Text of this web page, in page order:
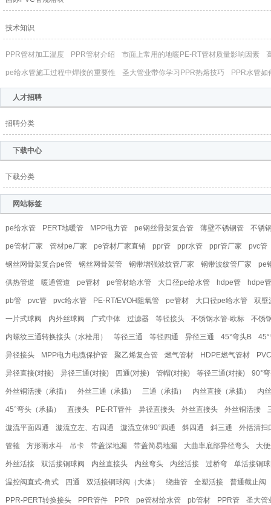
技术知识
PPR管材加工温度 PPR管材介绍 市面上常用的地暖PE-RT管材质量影响因素
pe给水管施工过程中焊接的重要性 圣大管业带你学习PPR热熔技巧 PPR水管如
人才招聘
招聘分类
下载中心
下载分类
网站标签
pe给水管 PERT地暖管 MPP电力管 pe钢丝骨架复合管 薄壁不锈钢管 不锈
pe管材厂家 管材pe厂家 pe管材厂家直销 ppr管 ppr水管 ppr管厂家 pvc管
钢丝网骨架复合pe管 钢丝网骨架管 钢带增强波纹管厂家 钢带波纹管厂家 pe
供热管道 暖通管道 pe管材 pe管材给水管 大口径pe给水管 hdpe管 hdpe
pb管 pvc管 pvc给水管 PE-RT/EVOH阻氧管 pe管材 大口径pe给水管 双壁
一片式球阀 内外丝球阀 广式中体 过滤器 等径接头 不锈钢水管-欧标 不锈
内螺纹三通转换接头（水栓用） 等径三通 等径四通 异径三通 45°弯头B
异径接头 MPP电力电缆保护管 聚乙烯复合管 燃气管材 HDPE燃气管材
异径直接(对接) 异径三通(对接) 四通(对接) 管帽(对接) 等径三通(对接) 90°
外丝铜活接（承插） 外丝三通（承插） 三通（承插） 内丝直接（承插） 内
45°弯头（承插） 直接头 PE-RT管件 异径直接头 外丝直接头 外丝铜活接
漩流平面四通 漩流立左、右四通 漩流立体90°四通 斜四通 斜三通 外括清扫
管箍 方形雨水斗 吊卡 带盖深地漏 带盖简易地漏 大曲率底部异径弯头 大
外丝活接 双活接铜球阀 内丝直接头 内丝弯头 内丝活接 过桥弯 单活接铜
温控阀直式-角式 四通 双活接铜球阀（大体） 绕曲管 全塑活接 普通截止阀
PPR-PERT转换接头 PPR管件 PPR pe管材给水管 pb管材 PPR管 圣大管